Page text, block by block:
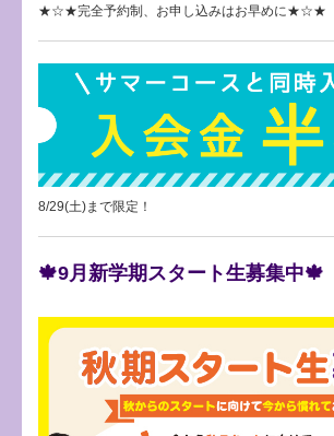
★☆★完全予約制、お申し込みはお早めに★☆★
8/29(土)まで限定！
🍁9月新学期スタート生募集中🍁